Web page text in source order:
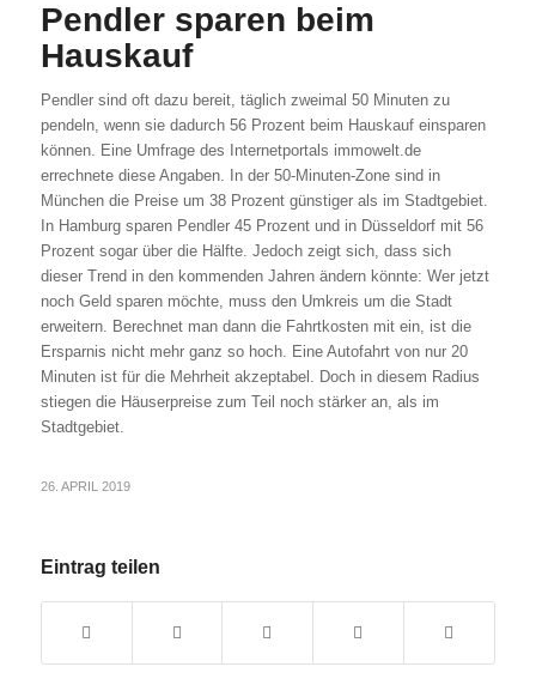
Pendler sparen beim
Hauskauf
Pendler sind oft dazu bereit, täglich zweimal 50 Minuten zu
pendeln, wenn sie dadurch 56 Prozent beim Hauskauf einsparen
können. Eine Umfrage des Internetportals immowelt.de
errechnete diese Angaben. In der 50-Minuten-Zone sind in
München die Preise um 38 Prozent günstiger als im Stadtgebiet.
In Hamburg sparen Pendler 45 Prozent und in Düsseldorf mit 56
Prozent sogar über die Hälfte. Jedoch zeigt sich, dass sich
dieser Trend in den kommenden Jahren ändern könnte: Wer jetzt
noch Geld sparen möchte, muss den Umkreis um die Stadt
erweitern. Berechnet man dann die Fahrtkosten mit ein, ist die
Ersparnis nicht mehr ganz so hoch. Eine Autofahrt von nur 20
Minuten ist für die Mehrheit akzeptabel. Doch in diesem Radius
stiegen die Häuserpreise zum Teil noch stärker an, als im
Stadtgebiet.
26. APRIL 2019
Eintrag teilen